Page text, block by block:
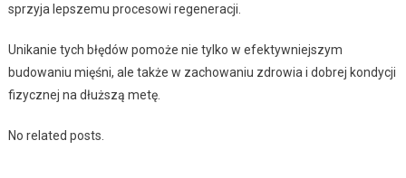
sprzyja lepszemu procesowi regeneracji.
Unikanie tych błędów pomoże nie tylko w efektywniejszym
budowaniu mięśni, ale także w zachowaniu zdrowia i dobrej kondycji
fizycznej na dłuższą metę.
No related posts.